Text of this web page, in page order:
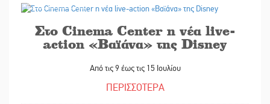
Στο Cinema Center η νέα live-
action «Βαϊάνα» της Disney
Από τις 9 έως τις 15 Ιουλίου
ΠΕΡΙΣΣΟΤΕΡΑ